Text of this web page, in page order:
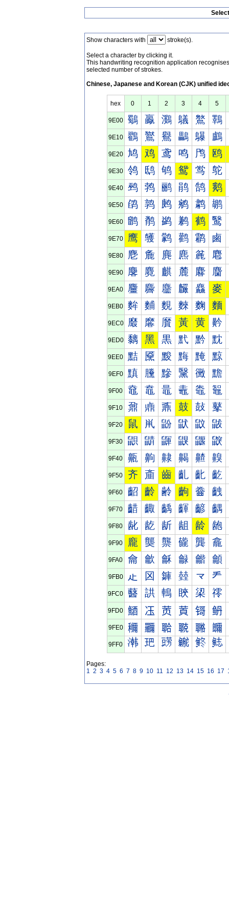
Show characters with stroke(s).
Select a character by clicking it.
This handwriting recognition application
selected number of strokes.
Chinese, Japanese and Korean (CJK) unified
hex 0 1 2 3 4 5
9E00 鸀 鸁 鸂 鸃 鸄 鸅
9E10 鸐 鸑 鸒 鸓 鸔 鸕
9E20 鸠 鸡 鸢 鸣 鸤 鸥
9E30 鸰 鸱 鸲 鸳 鸴 鸵
9E40 鹀 鹁 鹂 鹃 鹄 鹅
9E50 鹐 鹑 鹒 鹓 鹔 鹕
9E60 鹠 鹡 鹢 鹣 鹤 鹥
9E70 鹰 鹱 鹲 鹳 鹴 鹵
9E80 麀 麁 麂 麃 麄 麅
9E90 麐 麑 麒 麓 麔 麕
9EA0 麠 麡 麢 麣 麤 麥
9EB0 麰 麱 麲 麳 麴 麵
9EC0 黀 黁 黂 黃 黄 黅
9ED0 黐 黑 黒 黓 黔 黕
9EE0 黠 黡 黢 黣 黤 黥
9EF0 黰 黱 黲 黳 黴 黵
9F00 鼀 鼁 鼂 鼃 鼄 鼅
9F10 鼐 鼑 鼒 鼓 鼔 鼕
9F20 鼠 鼡 鼢 鼣 鼤 鼥
9F30 鼰 鼱 鼲 鼳 鼴 鼵
9F40 齀 齁 齂 齃 齄 齅
9F50 齐 齑 齒 齓 齔 齕
9F60 齠 齡 齢 齣 齤 齥
9F70 齰 齱 齲 齳 齴 齵
9F80 龀 龁 龂 龃 龄 龅
9F90 龐 龑 龒 龓 龔 龕
9FA0 龠 龡 龢 龣 龤 龥
9FB0 龰 龱 龲 龳 龴 龵
9FC0 鿀 鿁 鿂 鿃 鿄 鿅
9FD0 鿐 鿑 鿒 鿓 鿔 鿕
9FE0 鿠 鿡 鿢 鿣 鿤 鿥
9FF0 鿰 鿱 鿲 鿳 鿴 鿵
Pages:
1 2 3 4 5 6 7 8 9 10 11 12 13 14 15 16 17